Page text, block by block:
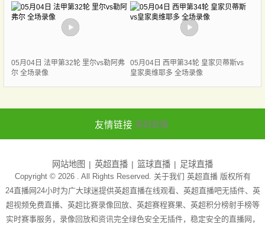
05月04日 法甲第32轮 里尔vs勒阿弗
尔 全场录像
05月04日 西甲第34轮 皇家贝蒂斯vs
皇家奥维耶多 全场录像
友情链接 英超直播
网站地图 英超直播 篮球直播 足球直播
Copyright © 2026 . All Rights Reserved. 关于我们 英超直播版权所有
24直播网24小时为广大球迷提供英超直播在线观看、英超直播吧无插件、英
超视频免费直播、英超比赛录像回放、英超赛程赛果、英超积分榜射手榜等
实时赛事服务，录像回放和资讯完全绿色安全无插件，稳定安全的直播网，